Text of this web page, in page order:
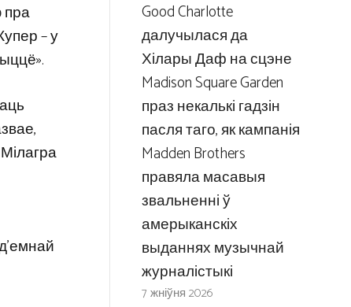
пра
– у
Good Charlotte
далучылася да
Хілары Даф на сцэне
Madison Square Garden
праз некалькі гадзін
пасля таго, як кампанія
Madden Brothers
правяла масавыя
звальненні ў
амерыканскіх
выданнях музычнай
журналістыкі
7 жніўня 2026